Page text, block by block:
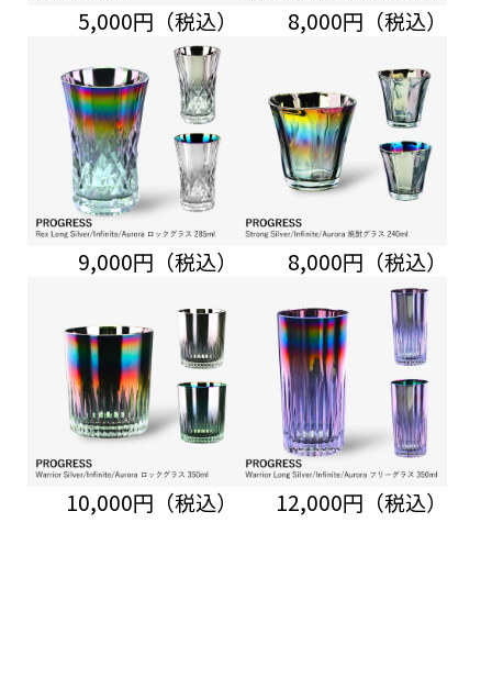
5,000円（税込） 8,000円（税込）
9,000円（税込） 8,000円（税込）
10,000円（税込） 12,000円（税込）